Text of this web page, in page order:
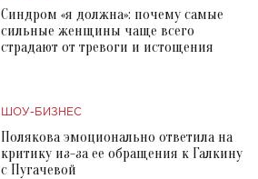
Синдром «я должна»: почему самые
сильные женщины чаще всего
страдают от тревоги и истощения
ШОУ-БИЗНЕС
Полякова эмоционально ответила на
критику из-за ее обращения к Галкину
с Пугачевой